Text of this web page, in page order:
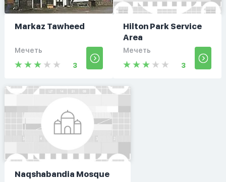
Markaz Tawheed
Мечеть
3
Hilton Park Service
Area
Мечеть
3
Naqshabandia Mosque